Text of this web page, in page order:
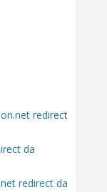
redirect
da
redirect da